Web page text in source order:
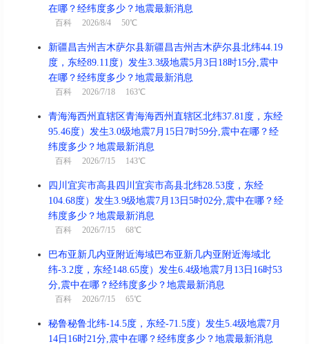
在哪？经纬度多少？地震最新消息
百科 2026/8/4 50℃
新疆昌吉州吉木萨尔县新疆昌吉州吉木萨尔县北纬44.19
度，东经89.11度）发生3.3级地震5月3日18时15分,震中
在哪？经纬度多少？地震最新消息
百科 2026/7/18 163℃
青海海西州直辖区青海海西州直辖区北纬37.81度，东经
95.46度）发生3.0级地震7月15日7时59分,震中在哪？经
纬度多少？地震最新消息
百科 2026/7/15 143℃
四川宜宾市高县四川宜宾市高县北纬28.53度，东经
104.68度）发生3.9级地震7月13日5时02分,震中在哪？经
纬度多少？地震最新消息
百科 2026/7/15 68℃
巴布亚新几内亚附近海域巴布亚新几内亚附近海域北
纬-3.2度，东经148.65度）发生6.4级地震7月13日16时53
分,震中在哪？经纬度多少？地震最新消息
百科 2026/7/15 65℃
秘鲁秘鲁北纬-14.5度，东经-71.5度）发生5.4级地震7月
14日16时21分,震中在哪？经纬度多少？地震最新消息